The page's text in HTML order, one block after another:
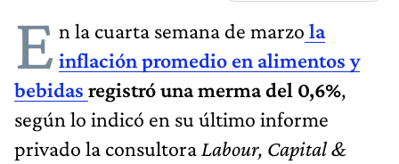
E n la cuarta semana de marzo la
inflación promedio en alimentos y
bebidas registró una merma del 0,6%,
según lo indicó en su último informe
privado la consultora Labour, Capital &